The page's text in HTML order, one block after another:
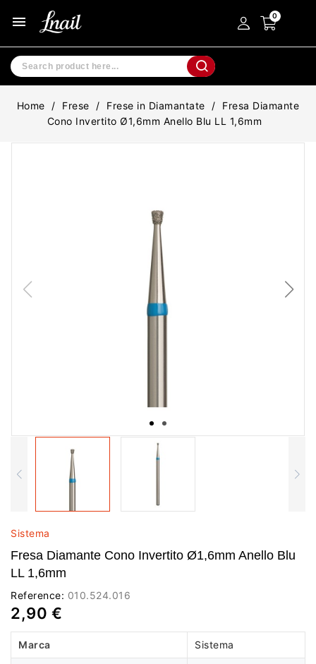
menu
Home Frese Frese in Diamantate
Fresa Diamante
Cono Invertito Ø1,6mm Anello Blu LL 1,6mm
Sistema
Fresa Diamante Cono Invertito Ø1,6mm Anello Blu
LL 1,6mm
Reference: 010.524.016
2,90 €
Marca Sistema